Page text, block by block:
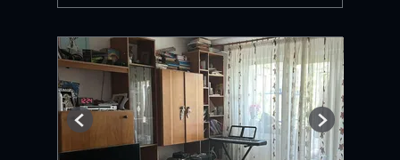
Previous Next